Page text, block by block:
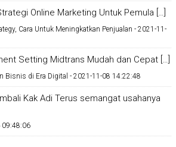
Online Marketing Untuk Pemula […]
Cara Untuk Meningkatkan Penjualan - 2021-11-
Setting Midtrans Mudah dan Cepat […]
Bisnis di Era Digital - 2021-11-08 14:22:48
Kak Adi Terus semangat usahanya
09:48:06